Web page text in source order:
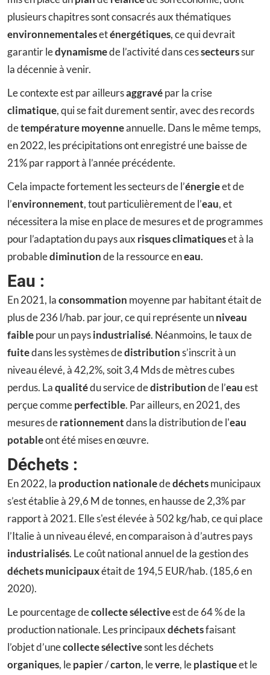
plusieurs chapitres sont consacrés aux thématiques
environnementaleseténergétiques, ce qui devrait
garantir ledynamismede l’activité dans cessecteurssur
la décennie à venir.
Le contexte est par ailleursaggravépar la crise
climatique, qui se fait durement sentir, avec des records
detempérature moyenneannuelle. Dans le même temps,
en 2022, les précipitations ont enregistré une baisse de
21% par rapport à l’année précédente.
Cela impacte fortement les secteurs de l’énergieet de
l’environnement, tout particulièrement de l’eau, et
nécessitera la mise en place de mesures et de programmes
pour l’adaptation du pays aux risques climatiqueset à la
probablediminutionde la ressource eneau.
Eau :
En 2021, laconsommation moyenne par habitant était de
plus de 236 l/hab. par jour, ce qui représente unniveau
faiblepour un paysindustrialisé. Néanmoins, le taux de
fuitedans les systèmes dedistributions’inscrit à un
niveau élevé, à 42,2%, soit 3,4 Mds de mètres cubes
perdus. Laqualitédu service dedistributionde l’eauest
perçue commeperfectible. Par ailleurs, en 2021, des
mesures derationnementdans la distribution de l'eau
potableont été mises en œuvre.
Déchets :
En 2022, la production nationalededéchetsmunicipaux
s’est établie à 29,6 M de tonnes, en hausse de 2,3% par
rapport à 2021. Elle s'est élevée à 502 kg/hab, ce qui place
l’Italie à un niveau élevé, en comparaison à d’autres pays
industrialisés. Le coût national annuel de la gestion des
déchets municipauxétait de 194,5 EUR/hab. (185,6 en
2020).
Le pourcentage decollecte sélectiveest de 64 % de la
production nationale. Les principauxdéchetsfaisant
l’objet d’unecollecte sélectivesont les déchets
organiques, lepapier/carton, leverre, leplastiqueet le